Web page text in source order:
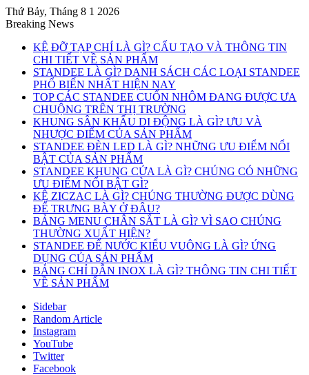
Thứ Bảy, Tháng 8 1 2026
Breaking News
KỆ ĐỠ TẠP CHÍ LÀ GÌ? CẤU TẠO VÀ THÔNG TIN
CHI TIẾT VỀ SẢN PHẨM
STANDEE LÀ GÌ? DANH SÁCH CÁC LOẠI STANDEE
PHỔ BIẾN NHẤT HIỆN NAY
TOP CÁC STANDEE CUỐN NHÔM ĐANG ĐƯỢC ƯA
CHUỘNG TRÊN THỊ TRƯỜNG
KHUNG SÂN KHẤU DI ĐỘNG LÀ GÌ? ƯU VÀ
NHƯỢC ĐIỂM CỦA SẢN PHẨM
STANDEE ĐÈN LED LÀ GÌ? NHỮNG ƯU ĐIỂM NỔI
BẬT CỦA SẢN PHẨM
STANDEE KHUNG CỬA LÀ GÌ? CHÚNG CÓ NHỮNG
ƯU ĐIỂM NỔI BẬT GÌ?
KỆ ZICZAC LÀ GÌ? CHÚNG THƯỜNG ĐƯỢC DÙNG
ĐỂ TRƯNG BÀY Ở ĐÂU?
BẢNG MENU CHÂN SẮT LÀ GÌ? VÌ SAO CHÚNG
THƯỜNG XUẤT HIỆN?
STANDEE ĐẾ NƯỚC KIỂU VUÔNG LÀ GÌ? ỨNG
DỤNG CỦA SẢN PHẨM
BẢNG CHỈ DẪN INOX LÀ GÌ? THÔNG TIN CHI TIẾT
VỀ SẢN PHẨM
Sidebar
Random Article
Instagram
YouTube
Twitter
Facebook